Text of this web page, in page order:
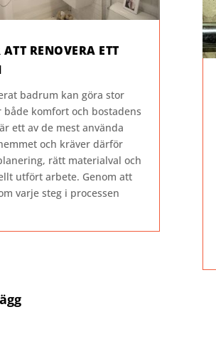
ATT RENOVERA ETT
badrum kan göra stor
komfort och bostadens
ett av de mest använda
och kräver därför
rätt materialval och
utfört arbete. Genom att
varje steg i processen